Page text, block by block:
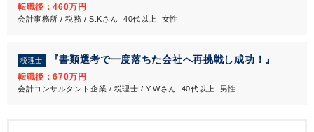
転職後：460万円
会計事務所 / 税務 / S.Kさん 40代以上 女性
税理士 『書類選考で一度落ちた会社へ再挑戦し成功！』
転職後：670万円
会計コンサルタント企業 / 税理士 / Y.Wさん 40代以上 男性